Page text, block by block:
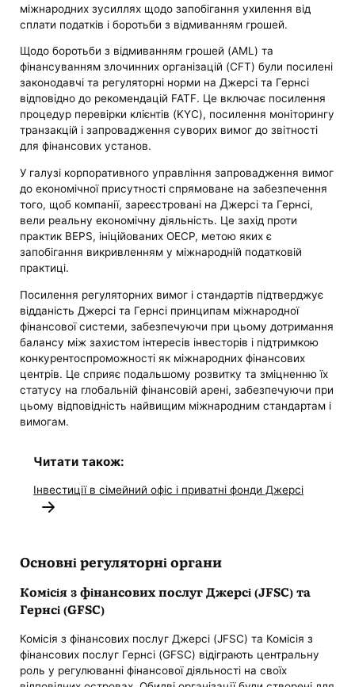
міжнародних зусиллях щодо запобігання ухилення від
сплати податків і боротьби з відмиванням грошей.
Щодо боротьби з відмиванням грошей (AML) та
фінансуванням злочинних організацій (CFT) були посилені
законодавчі та регуляторні норми на Джерсі та Гернсі
відповідно до рекомендацій FATF. Це включає посилення
процедур перевірки клієнтів (KYC), посилення моніторингу
транзакцій і запровадження суворих вимог до звітності
для фінансових установ.
У галузі корпоративного управління запровадження вимог
до економічної присутності спрямоване на забезпечення
того, щоб компанії, зареєстровані на Джерсі та Гернсі,
вели реальну економічну діяльність. Це захід проти
практик BEPS, ініційованих ОЕСР, метою яких є
запобігання викривленням у міжнародній податковій
практиці.
Посилення регуляторних вимог і стандартів підтверджує
відданість Джерсі та Гернсі принципам міжнародної
фінансової системи, забезпечуючи при цьому дотримання
балансу між захистом інтересів інвесторів і підтримкою
конкурентоспроможності як міжнародних фінансових
центрів. Це сприяє подальшому розвитку та зміцненню їх
статусу на глобальній фінансовій арені, забезпечуючи при
цьому відповідність найвищим міжнародним стандартам і
вимогам.
Читати також:
Інвестиції в сімейний офіс і приватні фонди Джерсі
Основні регуляторні органи
Комісія з фінансових послуг Джерсі (JFSC) та
Гернсі (GFSC)
Комісія з фінансових послуг Джерсі (JFSC) та Комісія з
фінансових послуг Гернсі (GFSC) відіграють центральну
роль у регулюванні фінансової діяльності на своїх